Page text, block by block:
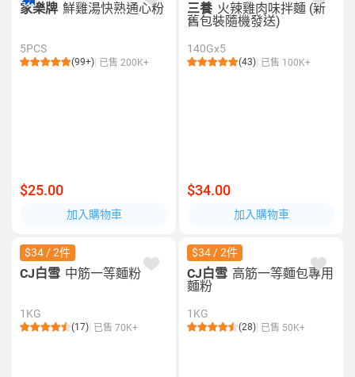
家樂牌 鮮雞湯快熟通心粉
5PCS
(99+) 已售 200K+
$25.00
加入購物車
三養 火辣雞肉味拌麵 (新
舊包裝隨機發送)
140Gx5
(43) 已售 100K+
$34.00
加入購物車
$34 / 2件
CJ白雪 中筋一等麵粉
1KG
(17) 已售 70K+
$34 / 2件
CJ白雪 高筋一等麵包專用
麵粉
1KG
(28) 已售 50K+